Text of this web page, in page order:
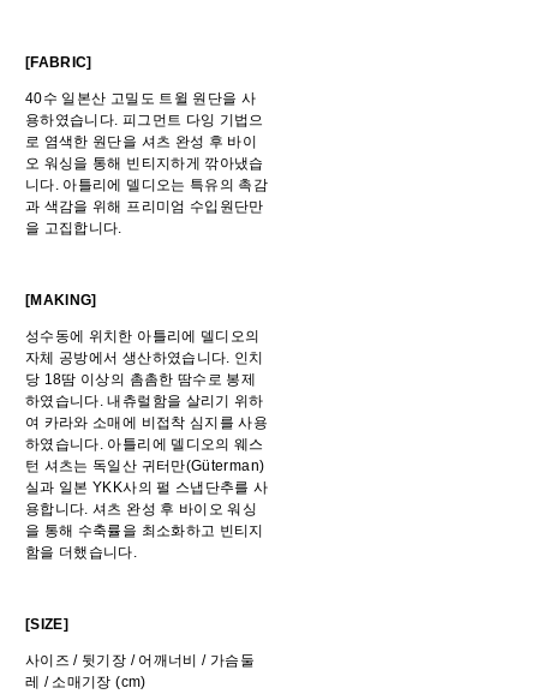
[FABRIC]
40수 일본산 고밀도 트윌 원단을 사
용하였습니다. 피그먼트 다잉 기법으
로 염색한 원단을 셔츠 완성 후 바이
오 워싱을 통해 빈티지하게 깎아냈습
니다. 아틀리에 델디오는 특유의 촉감
과 색감을 위해 프리미엄 수입원단만
을 고집합니다.
[MAKING]
성수동에 위치한 아틀리에 델디오의
자체 공방에서 생산하였습니다. 인치
당 18땀 이상의 촘촘한 땀수로 봉제
하였습니다. 내츄럴함을 살리기 위하
여 카라와 소매에 비접착 심지를 사용
하였습니다. 아틀리에 델디오의 웨스
턴 셔츠는 독일산 귀터만(Güterman)
실과 일본 YKK사의 펄 스냅단추를 사
용합니다. 셔츠 완성 후 바이오 워싱
을 통해 수축률을 최소화하고 빈티지
함을 더했습니다.
[SIZE]
사이즈 / 뒷기장 / 어깨너비 / 가슴둘
레 / 소매기장 (cm)